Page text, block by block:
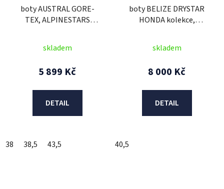
boty AUSTRAL GORE-
TEX, ALPINESTARS
skladem
5 899 Kč
DETAIL
38 38,5 43,5
boty BELIZE DRYSTAR
HONDA kolekce,
skladem
8 000 Kč
DETAIL
40,5